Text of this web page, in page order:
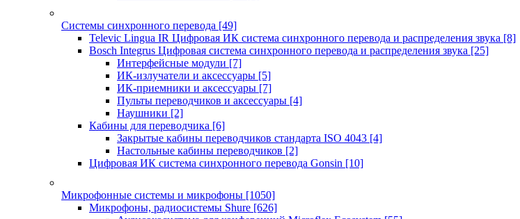
Системы синхронного перевода [49]
Televic Lingua IR Цифровая ИК система синхронного перевода и распределения звука [8]
Bosch Integrus Цифровая система синхронного перевода и распределения звука [25]
Интерфейсные модули [7]
ИК-излучатели и аксессуары [5]
ИК-приемники и аксессуары [7]
Пульты переводчиков и аксессуары [4]
Наушники [2]
Кабины для переводчика [6]
Закрытые кабины переводчиков стандарта ISO 4043 [4]
Настольные кабины переводчиков [2]
Цифровая ИК система синхронного перевода Gonsin [10]
Микрофонные системы и микрофоны [1050]
Микрофоны, радиосистемы Shure [626]